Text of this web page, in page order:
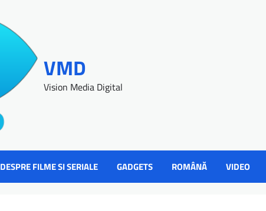
VMD
Vision Media Digital
DESPRE FILME SI SERIALE GADGETS ROMÂNĂ VIDEO